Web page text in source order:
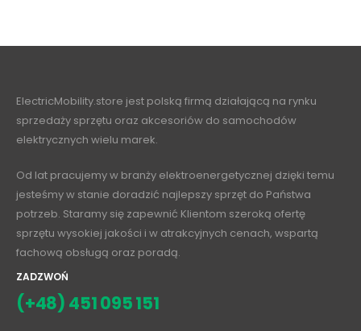
ElectricMobility.store jest polską firmą działającą na rynku
sprzedaży sprzętu oraz akcesoriów do samochodów
elektrycznych wielu marek.
Od lat pracujemy w branży elektroenergetycznej dzięki temu
jesteśmy w stanie doradzić najlepszy sprzęt do Państwa
potrzeb. Staramy się zapewnić Klientom szeroką ofertę
sprzętu wysokiej jakości i w atrakcyjnych cenach, wspartą
fachową obsługą oraz poradą.
ZADZWOŃ
(+48) 451 095 151